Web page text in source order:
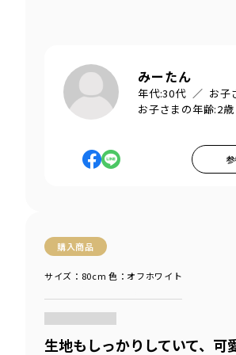
みーたん
年代:30代 お子
お子さまの年齢:2歳
購入商品
サイズ：80cm 色：オフホワイト
生地もしっかりしていて、可